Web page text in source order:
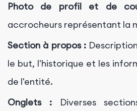
Photo de profil et de
accrocheurs représentant la
Section à propos :
le but, l'historique et les
de l'entité.
Onglets :Diverses